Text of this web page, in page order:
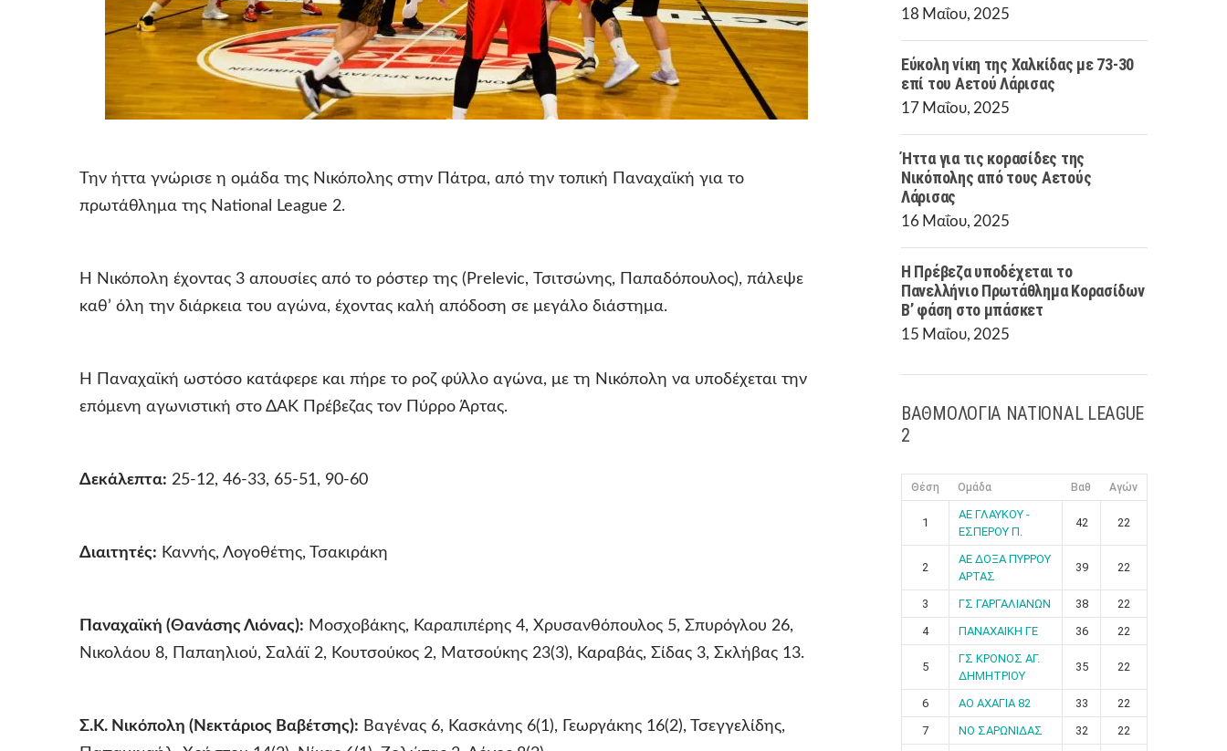
Την ήττα γνώρισε η ομάδα της Νικόπολης στην Πάτρα, από την τοπική Παναχαϊκή για το
πρωτάθλημα της National League 2.
Η Νικόπολη έχοντας 3 απουσίες από το ρόστερ της (Prelevic, Τσιτσώνης, Παπαδόπουλος), πάλεψε
καθ’ όλη την διάρκεια του αγώνα, έχοντας καλή απόδοση σε μεγάλο διάστημα.
Η Παναχαϊκή ωστόσο κατάφερε και πήρε το ροζ φύλλο αγώνα, με τη Νικόπολη να υποδέχεται την
επόμενη αγωνιστική στο ΔΑΚ Πρέβεζας τον Πύρρο Άρτας.
Δεκάλεπτα: 25-12, 46-33, 65-51, 90-60
Διαιτητές: Καννής, Λογοθέτης, Τσακιράκη
Παναχαϊκή (Θανάσης Λιόνας): Μοσχοβάκης, Καραπιπέρης 4, Χρυσανθόπουλος 5, Σπυρόγλου 26,
Νικολάου 8, Παπαηλιού, Σαλάϊ 2, Κουτσούκος 2, Ματσούκης 23(3), Καραβάς, Σίδας 3, Σκλήβας 13.
Σ.Κ. Νικόπολη (Νεκτάριος Βαβέτσης): Βαγένας 6, Κασκάνης 6(1), Γεωργάκης 16(2), Τσεγγελίδης,
18 Μαΐου, 2025
Εύκολη νίκη της Χαλκίδας με 73-30
επί του Αετού Λάρισας
17 Μαΐου, 2025
Ήττα για τις κορασίδες της
Νικόπολης από τους Αετούς
Λάρισας
16 Μαΐου, 2025
Η Πρέβεζα υποδέχεται το
Πανελλήνιο Πρωτάθλημα Κορασίδων
Β’ φάση στο μπάσκετ
15 Μαΐου, 2025
ΒΑΘΜΟΛΟΓΙΑ NATIONAL LEAGUE
2
Θέση Ομάδα Βαθ Αγών
1
ΑΕ ΓΛΑΥΚΟΥ -
ΕΣΠΕΡΟΥ Π.
42 22
2
ΑΕ ΔΟΞΑ ΠΥΡΡΟΥ
ΑΡΤΑΣ
39 22
3 ΓΣ ΓΑΡΓΑΛΙΑΝΩΝ 38
22
4
ΠΑΝΑΧΑΙΚΗ ΓΕ 36 22
5
ΓΣ ΚΡΟΝΟΣ ΑΓ.
ΔΗΜΗΤΡΙΟΥ
35 22
6 ΑΟ ΑΧΑΓΙΑ 82 33
22
7
ΝΟ ΣΑΡΩΝΙΔΑΣ 32 22